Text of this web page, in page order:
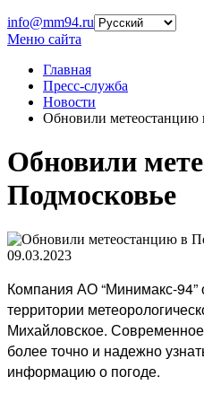
info@mm94.ru
Меню сайта
Главная
Пресс-служба
Новости
Обновили метеостанцию
Обновили
Подмосковье
09.03.2023
Компания АО “Минимакс-
территории
Михайловское.
более точно и надежно
информацию о погоде.